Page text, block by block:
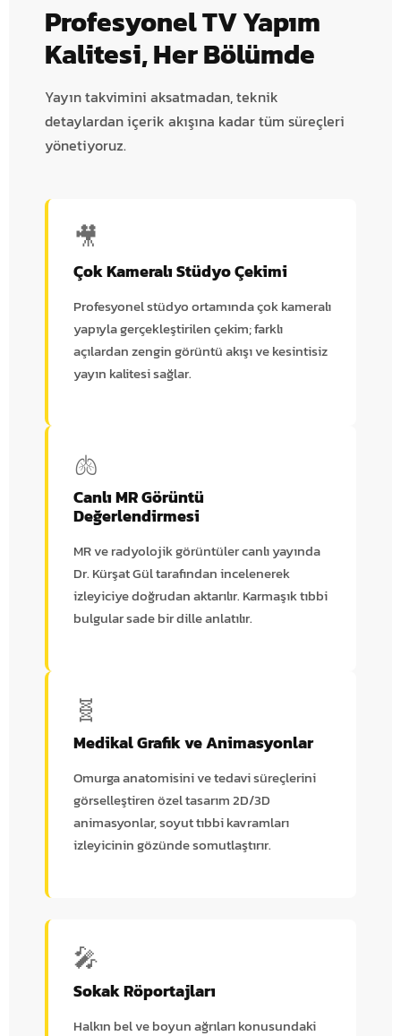
Profesyonel TV Yapım
Kalitesi, Her Bölümde
Yayın takvimini aksatmadan, teknik
detaylardan içerik akışına kadar tüm süreçleri
yönetiyoruz.
🎥
Çok Kameralı Stüdyo Çekimi
Profesyonel stüdyo ortamında çok kameralı
yapıyla gerçekleştirilen çekim; farklı
açılardan zengin görüntü akışı ve kesintisiz
yayın kalitesi sağlar.
🫁
Canlı MR Görüntü
Değerlendirmesi
MR ve radyolojik görüntüler canlı yayında
Dr. Kürşat Gül tarafından incelenerek
izleyiciye doğrudan aktarılır. Karmaşık tıbbi
bulgular sade bir dille anlatılır.
🧬
Medikal Grafik ve Animasyonlar
Omurga anatomisini ve tedavi süreçlerini
görselleştiren özel tasarım 2D/3D
animasyonlar, soyut tıbbi kavramları
izleyicinin gözünde somutlaştırır.
🎤
Sokak Röportajları
Halkın bel ve boyun ağrıları konusundaki